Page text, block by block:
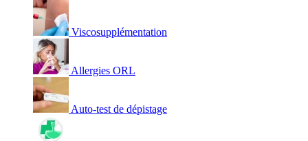
Viscosupplémentation
Allergies ORL
Auto-test de dépistage